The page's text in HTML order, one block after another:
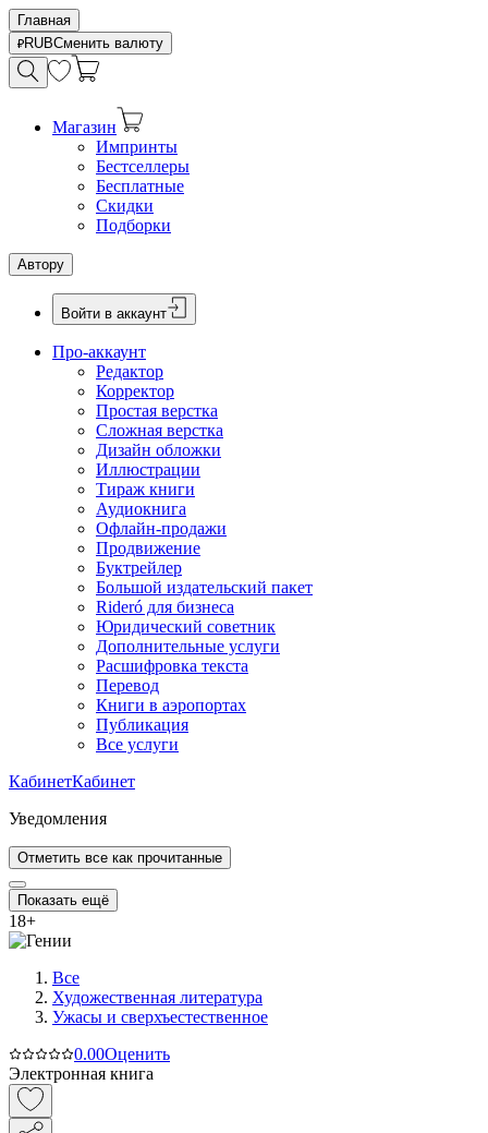
Главная
RUBСменить валюту
Магазин
Импринты
Бестселлеры
Бесплатные
Скидки
Подборки
Автору
Войти в аккаунт
Про-аккаунт
Редактор
Корректор
Простая верстка
Сложная верстка
Дизайн обложки
Иллюстрации
Тираж книги
Аудиокнига
Офлайн-продажи
Продвижение
Буктрейлер
Большой издательский пакет
Rideró для бизнеса
Юридический советник
Дополнительные услуги
Расшифровка текста
Перевод
Книги в аэропортах
Публикация
Все услуги
КабинетКабинет
Уведомления
Отметить все как прочитанные
Показать ещё
18+
Все
Художественная литература
Ужасы и сверхъестественное
0.00Оценить
Электронная книга